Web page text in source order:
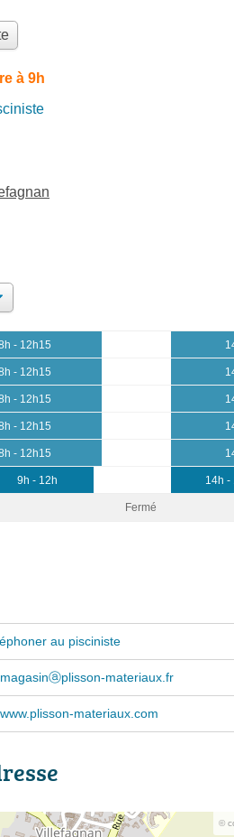
à 9h
- 12h15
- 12h15
- 12h15
- 12h15
- 12h15
9h - 12h 14h -
Fermé
au pisciniste
magasinⓐplisson-materiaux.fr
www.plisson-materiaux.com
©